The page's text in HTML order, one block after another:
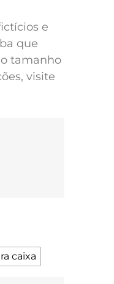
e
que
tamanho
visite
caixa